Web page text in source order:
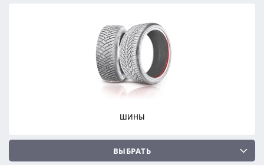
Сбросить
ПОДОБРАТЬ
Сбросить
ПОДОБРАТЬ
Сбросить
ШИНЫ
ВЫБРАТЬ